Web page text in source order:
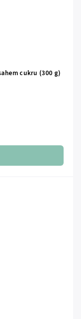
cukru (300 g)